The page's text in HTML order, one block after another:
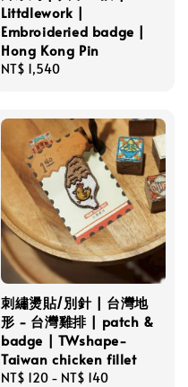
Littdlework |
Embroideried badge |
Hong Kong Pin
Regular
NT$ 1,540
刺繡燙貼/別針 | 台灣地
形 - 台灣雞排 | patch &
badge | TWshape-
Taiwan chicken fillet
Regular
NT$ 120 - NT$ 140